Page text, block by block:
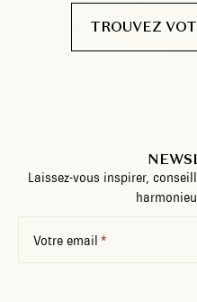
TROUVEZ
Laissez-vous inspirer,
Votre email